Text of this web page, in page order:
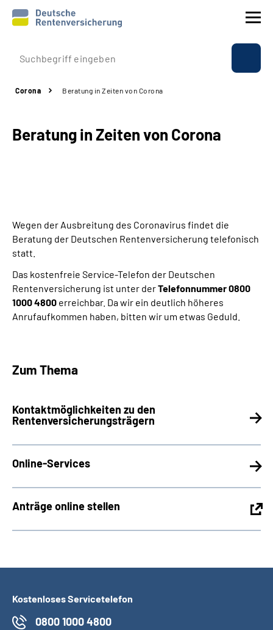
Prävention
Rente
Über uns & Presse
Online-Services
Suche
Inhalte in Gebärdensprache (DGS)
Corona Beratung in Zeiten von Corona
Beratung in Zeiten von Corona
Wegen der Ausbreitung des Coronavirus findet die
Beratung der Deutschen Rentenversicherung telefonisch
statt.
Das kostenfreie Service-Telefon der Deutschen
Rentenversicherung ist unter derTelefonnummer 0800
1000 4800 erreichbar. Da wir ein deutlich höheres
Anrufaufkommen haben, bitten wir um etwas Geduld.
Zum Thema
Kontaktmöglichkeiten zu den
Rentenversicherungsträgern
Online-Services
Anträge online stellen
Kostenloses Servicetelefon
0800 1000 4800